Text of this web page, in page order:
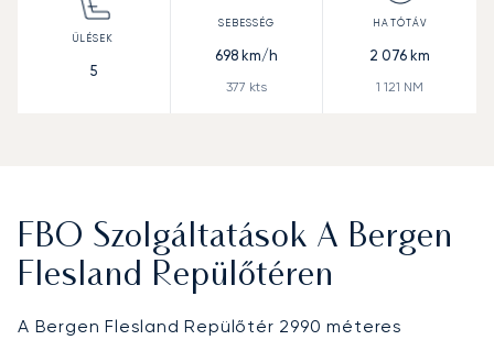
5
698km/h
377 kts
2 076 km
1 121 NM
FBO Szolgáltatások A Bergen
Flesland Repülőtéren
A Bergen Flesland Repülőtér 2990 méteres